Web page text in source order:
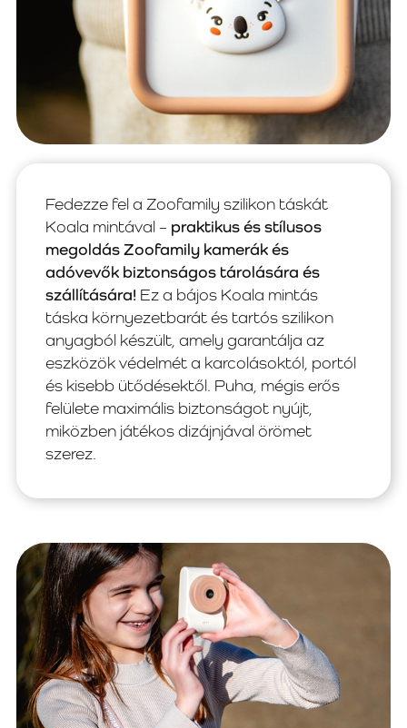
Fedezze fel a Zoofamily szilikon táskát
Koala mintával – praktikus és stílusos
megoldás Zoofamily kamerák és
adóvevők biztonságos tárolására és
szállítására! Ez a bájos Koala mintás
táska környezetbarát és tartós szilikon
anyagból készült, amely garantálja az
eszközök védelmét a karcolásoktól, portól
és kisebb ütődésektől. Puha, mégis erős
felülete maximális biztonságot nyújt,
miközben játékos dizájnjával örömet
szerez.